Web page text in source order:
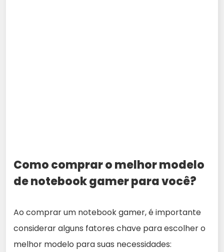
Como comprar o melhor modelo
de notebook gamer para você?
Ao comprar um notebook gamer, é importante
considerar alguns fatores chave para escolher o
melhor modelo para suas necessidades: